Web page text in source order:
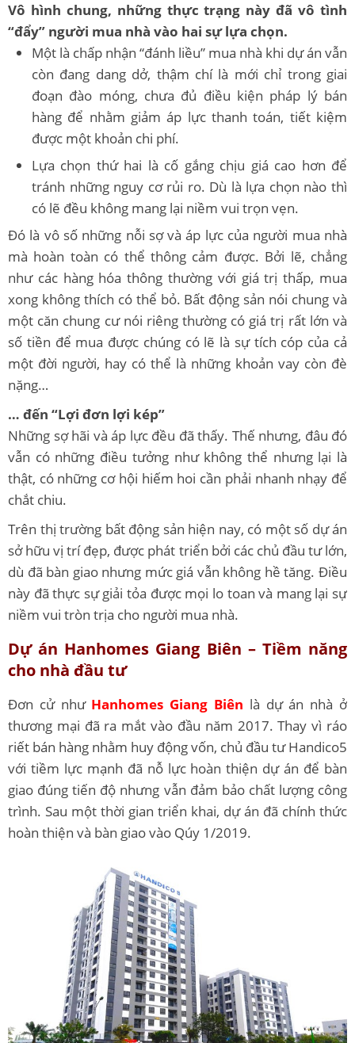
Vô hình chung, những thực trạng này đã vô tình
“đẩy” người mua nhà vào hai sự lựa chọn.
Một là chấp nhận “đánh liều” mua nhà khi dự án vẫn
còn đang dang dở, thậm chí là mới chỉ trong giai
đoạn đào móng, chưa đủ điều kiện pháp lý bán
hàng để nhằm giảm áp lực thanh toán, tiết kiệm
được một khoản chi phí.
Lựa chọn thứ hai là cố gắng chịu giá cao hơn để
tránh những nguy cơ rủi ro. Dù là lựa chọn nào thì
có lẽ đều không mang lại niềm vui trọn vẹn.
Đó là vô số những nỗi sợ và áp lực của người mua nhà
mà hoàn toàn có thể thông cảm được. Bởi lẽ, chẳng
như các hàng hóa thông thường với giá trị thấp, mua
xong không thích có thể bỏ. Bất động sản nói chung và
một căn chung cư nói riêng thường có giá trị rất lớn và
số tiền để mua được chúng có lẽ là sự tích cóp của cả
một đời người, hay có thể là những khoản vay còn đè
nặng…
… đến “Lợi đơn lợi kép”
Những sợ hãi và áp lực đều đã thấy. Thế nhưng, đâu đó
vẫn có những điều tưởng như không thể nhưng lại là
thật, có những cơ hội hiếm hoi cần phải nhanh nhạy để
chắt chiu.
Trên thị trường bất động sản hiện nay, có một số dự án
sở hữu vị trí đẹp, được phát triển bởi các chủ đầu tư lớn,
dù đã bàn giao nhưng mức giá vẫn không hề tăng. Điều
này đã thực sự giải tỏa được mọi lo toan và mang lại sự
niềm vui tròn trịa cho người mua nhà.
Dự án Hanhomes Giang Biên – Tiềm năng
cho nhà đầu tư
Đơn cử như Hanhomes Giang Biên là dự án nhà ở
thương mại đã ra mắt vào đầu năm 2017. Thay vì ráo
riết bán hàng nhằm huy động vốn, chủ đầu tư Handico5
với tiềm lực mạnh đã nỗ lực hoàn thiện dự án để bàn
giao đúng tiến độ nhưng vẫn đảm bảo chất lượng công
trình. Sau một thời gian triển khai, dự án đã chính thức
hoàn thiện và bàn giao vào Qúy 1/2019.